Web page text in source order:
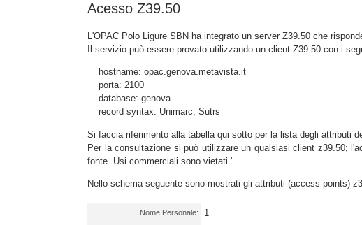
Acesso Z39.50
L'OPAC Polo Ligure SBN ha integrato un server Z39.50 che
Il servizio può essere provato utilizzando un client Z39.50 con i
hostname: opac.genova.metavista.it
porta: 2100
database: genova
record syntax: Unimarc, Sutrs
Si faccia riferimento alla tabella qui sotto per la lista degli attributi
Per la consultazione si può utilizzare un qualsiasi client z39.50;
fonte. Usi commerciali sono vietati.'
Nello schema seguente sono mostrati gli attributi (access-points)
Nome Personale: 1